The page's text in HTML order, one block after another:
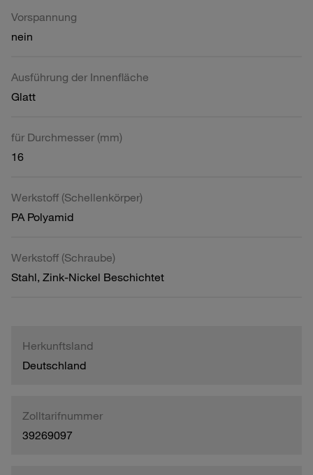
Vorspannung
nein
Ausführung der Innenfläche
Glatt
für Durchmesser (mm)
16
Werkstoff (Schellenkörper)
PA Polyamid
Werkstoff (Schraube)
Stahl, Zink-Nickel Beschichtet
Herkunftsland
Deutschland
Zolltarifnummer
39269097